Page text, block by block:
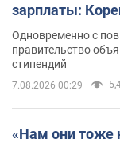
зарплаты:
Одновременно с
правительство
стипендий
7.08.2026 00:29
«Нам они тоже